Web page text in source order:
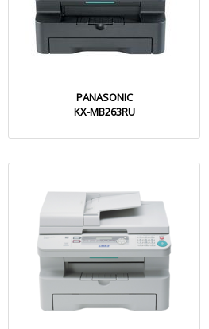
PANASONIC
KX-MB263RU